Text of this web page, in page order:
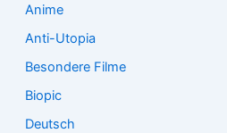
Anime
Anti-Utopia
Besondere Filme
Biopic
Deutsch